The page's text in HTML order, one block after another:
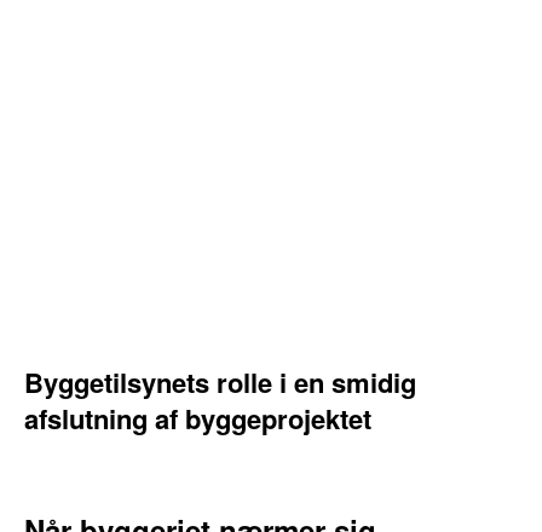
Byggetilsynets rolle i en smidig
afslutning af byggeprojektet